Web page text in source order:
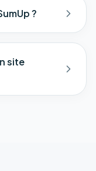
?
site